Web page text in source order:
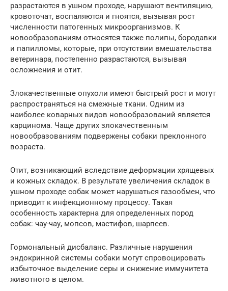
разрастаются в ушном проходе, нарушают вентиляцию,
кровоточат, воспаляются и гноятся, вызывая рост
численности патогенных микроорганизмов. К
новообразованиям относятся также полипы, бородавки
и папилломы, которые, при отсутствии вмешательства
ветеринара, постепенно разрастаются, вызывая
осложнения и отит.
Злокачественные опухоли имеют быстрый рост и могут
распространяться на смежные ткани. Одним из
наиболее коварных видов новообразований является
карцинома. Чаще других злокачественным
новообразованиям подвержены собаки преклонного
возраста.
Отит, возникающий вследствие деформации хрящевых
и кожных складок. В результате увеличения складок в
ушном проходе собак может нарушаться газообмен, что
приводит к инфекционному процессу. Такая
особенность характерна для определенных пород
собак: чау-чау, мопсов, мастифов, шарпеев.
Гормональный дисбаланс. Различные нарушения
эндокринной системы собаки могут спровоцировать
избыточное выделение серы и снижение иммунитета
животного в целом.